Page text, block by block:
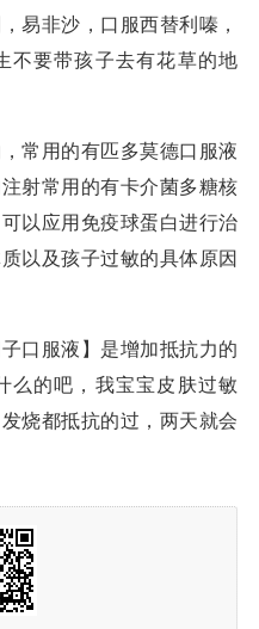
易非沙，口服西替利嗪，
不要带孩子去有花草的地
常用的有匹多莫德口服液
射常用的有卡介菌多糖核
以应用免疫球蛋白进行治
以及孩子过敏的具体原因
口服液】是增加抵抗力的
么的吧，我宝宝皮肤过敏
烧都抵抗的过，两天就会